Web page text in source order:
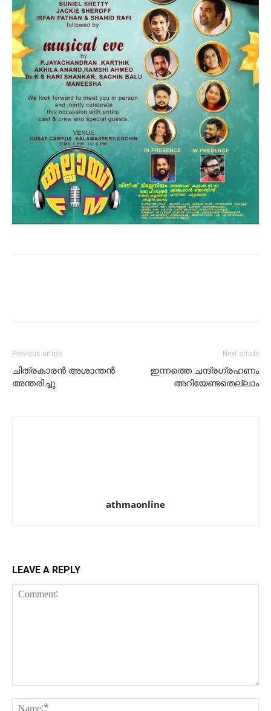
Previous article
ചിത്രകാരൻ അശാന്തൻ
അന്തരിച്ചു
Next article
ഇന്നത്തെ ചന്ദ്രഗ്രഹണം
അറിയേണ്ടതെല്ലാം
athmaonline
LEAVE A REPLY